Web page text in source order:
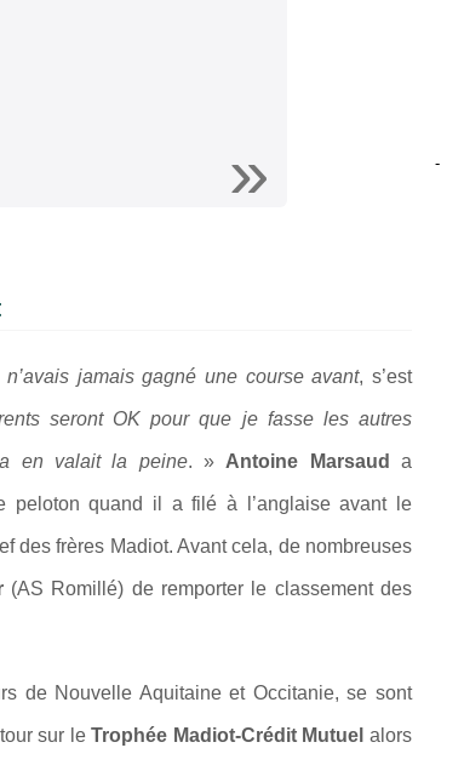
jamais gagné une course avant, s’est
seront OK pour que je fasse les autres
en valait la peine. » Antoine Marsaud a
peloton quand il a filé à l’anglaise avant le
des frères Madiot. Avant cela, de nombreuses
(AS Romillé) de remporter le classement des
de Nouvelle Aquitaine et Occitanie, se sont
sur leTrophée Madiot-Crédit Mutuel alors
-